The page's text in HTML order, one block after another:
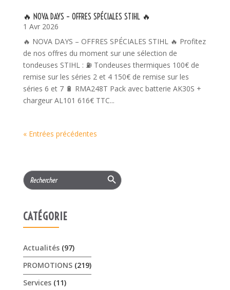
🔥 NOVA DAYS – OFFRES SPÉCIALES STIHL 🔥
1 Avr 2026
🔥 NOVA DAYS – OFFRES SPÉCIALES STIHL 🔥 Profitez
de nos offres du moment sur une sélection de
tondeuses STIHL : ⛽ Tondeuses thermiques 100€ de
remise sur les séries 2 et 4 150€ de remise sur les
séries 6 et 7 🔋 RMA248T Pack avec batterie AK30S +
chargeur AL101 616€ TTC...
« Entrées précédentes
Search
for:
Search Button
CATÉGORIE
Actualités(97)
PROMOTIONS(219)
Services(11)